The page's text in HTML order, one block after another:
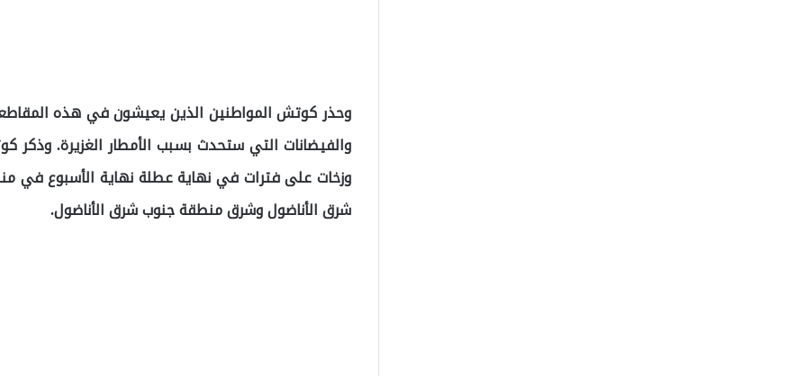
وحذر كوتش المواطنين الذين يعيشون في هذه
والفيضانات التي ستحدث بسبب الأمطار الغزيرة.
وزخات على فترات في نهاية عطلة نهاية الأسبوع في
شرق الأناضول وشرق منطقة جنوب شرق الأناضول.